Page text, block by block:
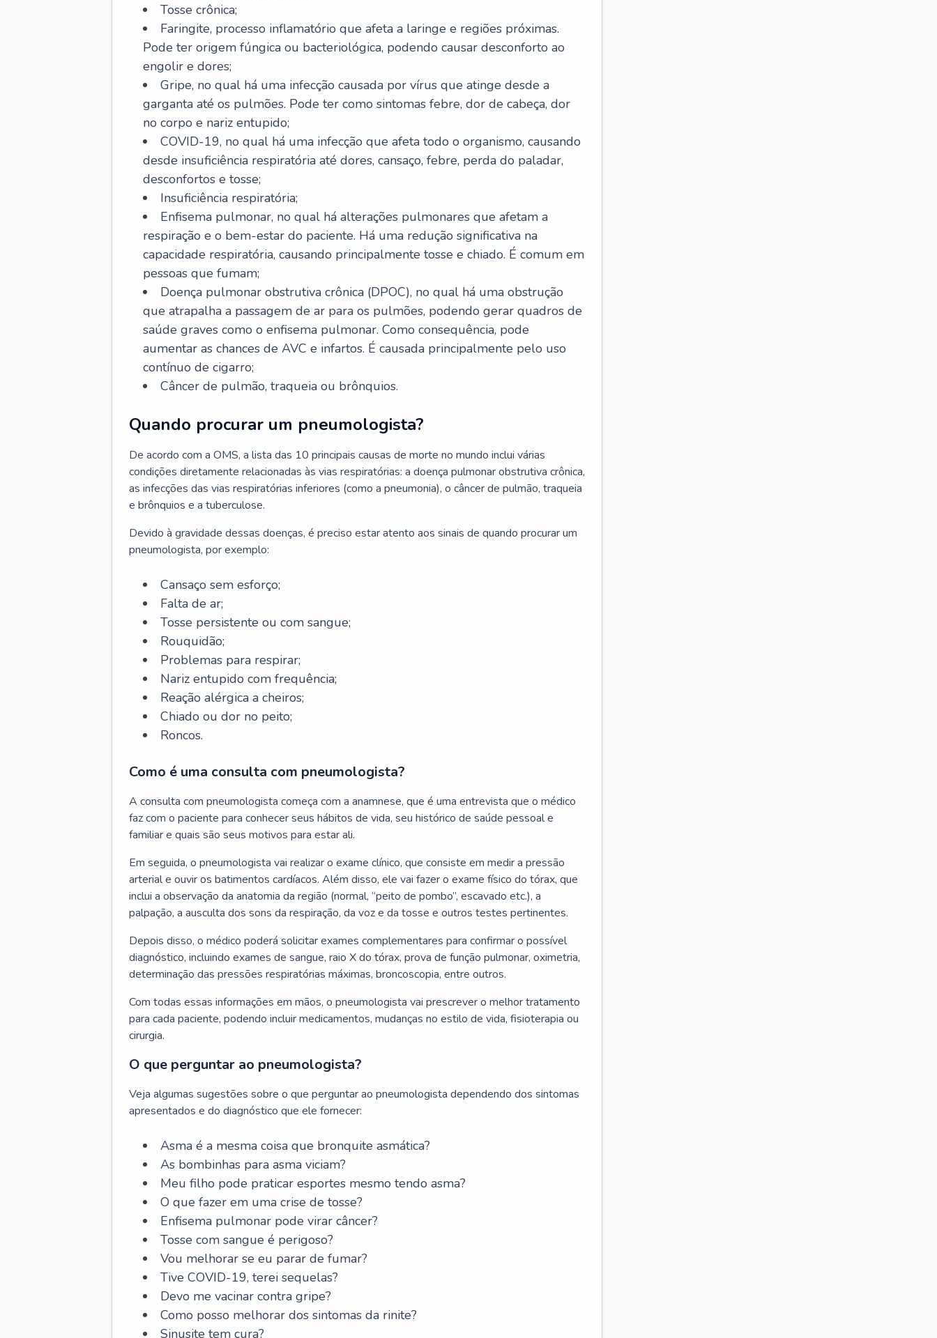
Tosse crônica;
Faringite, processo inflamatório que afeta a laringe e regiões próximas.
Pode ter origem fúngica ou bacteriológica, podendo causar desconforto ao
engolir e dores;
Gripe, no qual há uma infecção causada por vírus que atinge desde a
garganta até os pulmões. Pode ter como sintomas febre, dor de cabeça, dor
no corpo e nariz entupido;
COVID-19, no qual há uma infecção que afeta todo o organismo, causando
desde insuficiência respiratória até dores, cansaço, febre, perda do paladar,
desconfortos e tosse;
Insuficiência respiratória;
Enfisema pulmonar, no qual há alterações pulmonares que afetam a
respiração e o bem-estar do paciente. Há uma redução significativa na
capacidade respiratória, causando principalmente tosse e chiado. É comum em
pessoas que fumam;
Doença pulmonar obstrutiva crônica (DPOC), no qual há uma obstrução
que atrapalha a passagem de ar para os pulmões, podendo gerar quadros de
saúde graves como o enfisema pulmonar. Como consequência, pode
aumentar as chances de AVC e infartos. É causada principalmente pelo uso
contínuo de cigarro;
Câncer de pulmão, traqueia ou brônquios.
Quando procurar um pneumologista?
De acordo com a OMS, a lista das 10 principais causas de morte no mundo inclui várias
condições diretamente relacionadas às vias respiratórias: a doença pulmonar obstrutiva crônica,
as infecções das vias respiratórias inferiores (como a pneumonia), o câncer de pulmão, traqueia
e brônquios e a tuberculose.
Devido à gravidade dessas doenças, é preciso estar atento aos sinais de quando procurar um
pneumologista, por exemplo:
Cansaço sem esforço;
Falta de ar;
Tosse persistente ou com sangue;
Rouquidão;
Problemas para respirar;
Nariz entupido com frequência;
Reação alérgica a cheiros;
Chiado ou dor no peito;
Roncos.
Como é uma consulta com pneumologista?
A consulta com pneumologista começa com a anamnese, que é uma entrevista que o médico
faz com o paciente para conhecer seus hábitos de vida, seu histórico de saúde pessoal e
familiar e quais são seus motivos para estar ali.
Em seguida, o pneumologista vai realizar o exame clínico, que consiste em medir a pressão
arterial e ouvir os batimentos cardíacos. Além disso, ele vai fazer o exame físico do tórax, que
inclui a observação da anatomia da região (normal, “peito de pombo”, escavado etc.), a
palpação, a ausculta dos sons da respiração, da voz e da tosse e outros testes pertinentes.
Depois disso, o médico poderá solicitar exames complementares para confirmar o possível
diagnóstico, incluindo exames de sangue, raio X do tórax, prova de função pulmonar, oximetria,
determinação das pressões respiratórias máximas, broncoscopia, entre outros.
Com todas essas informações em mãos, o pneumologista vai prescrever o melhor tratamento
para cada paciente, podendo incluir medicamentos, mudanças no estilo de vida, fisioterapia ou
cirurgia.
O que perguntar ao pneumologista?
Veja algumas sugestões sobre o que perguntar ao pneumologista dependendo dos sintomas
apresentados e do diagnóstico que ele fornecer:
Asma é a mesma coisa que bronquite asmática?
As bombinhas para asma viciam?
Meu filho pode praticar esportes mesmo tendo asma?
O que fazer em uma crise de tosse?
Enfisema pulmonar pode virar câncer?
Tosse com sangue é perigoso?
Vou melhorar se eu parar de fumar?
Tive COVID-19, terei sequelas?
Devo me vacinar contra gripe?
Como posso melhorar dos sintomas da rinite?
Sinusite tem cura?